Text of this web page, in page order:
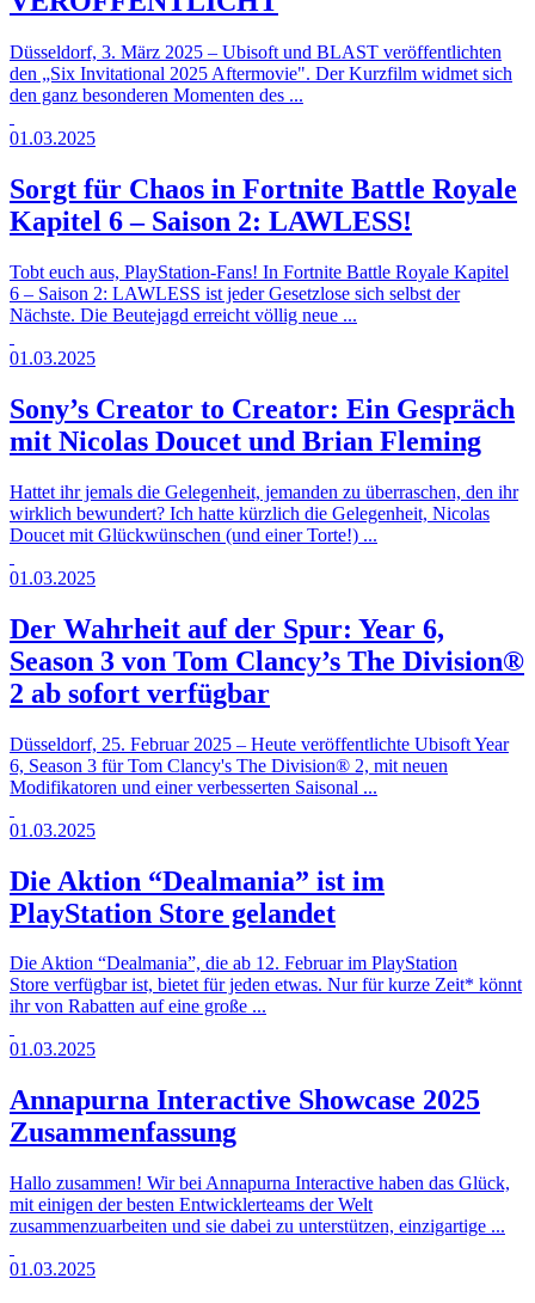
Düsseldorf, 3. März 2025 – Ubisoft und BLAST veröffentlichten
den „Six Invitational 2025 Aftermovie". Der Kurzfilm widmet sich
den ganz besonderen Momenten des ...
01.03.2025
Sorgt für Chaos in Fortnite Battle Royale
Kapitel 6 – Saison 2: LAWLESS!
Tobt euch aus, PlayStation-Fans! In Fortnite Battle Royale Kapitel
6 – Saison 2: LAWLESS ist jeder Gesetzlose sich selbst der
Nächste. Die Beutejagd erreicht völlig neue ...
01.03.2025
Sony’s Creator to Creator: Ein Gespräch
mit Nicolas Doucet und Brian Fleming
Hattet ihr jemals die Gelegenheit, jemanden zu überraschen, den ihr
wirklich bewundert? Ich hatte kürzlich die Gelegenheit, Nicolas
Doucet mit Glückwünschen (und einer Torte!) ...
01.03.2025
Der Wahrheit auf der Spur: Year 6,
Season 3 von Tom Clancy’s The Division®
2 ab sofort verfügbar
Düsseldorf, 25. Februar 2025 – Heute veröffentlichte Ubisoft Year
6, Season 3 für Tom Clancy's The Division® 2, mit neuen
Modifikatoren und einer verbesserten Saisonal ...
01.03.2025
Die Aktion “Dealmania” ist im
PlayStation Store gelandet
Die Aktion “Dealmania”, die ab 12. Februar im PlayStation
Store verfügbar ist, bietet für jeden etwas. Nur für kurze Zeit* könnt
ihr von Rabatten auf eine große ...
01.03.2025
Annapurna Interactive Showcase 2025
Zusammenfassung
Hallo zusammen! Wir bei Annapurna Interactive haben das Glück,
mit einigen der besten Entwicklerteams der Welt
zusammenzuarbeiten und sie dabei zu unterstützen, einzigartige ...
01.03.2025